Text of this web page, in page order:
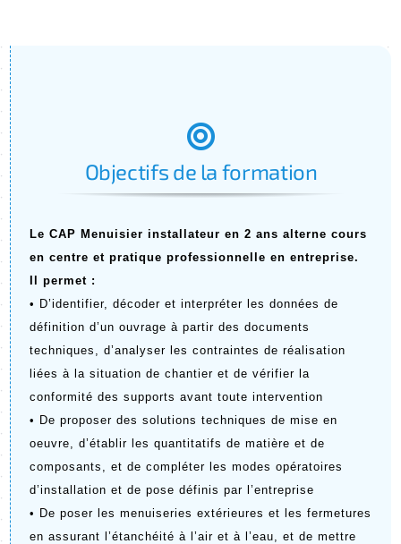
Objectifs de la formation
Le CAP Menuisier installateur en 2 ans alterne cours
en centre et pratique professionnelle en entreprise.
Il permet :
• D’identifier, décoder et interpréter les données de
définition d’un ouvrage à partir des documents
techniques, d’analyser les contraintes de réalisation
liées à la situation de chantier et de vérifier la
conformité des supports avant toute intervention
• De proposer des solutions techniques de mise en
oeuvre, d’établir les quantitatifs de matière et de
composants, et de compléter les modes opératoires
d’installation et de pose définis par l’entreprise
• De poser les menuiseries extérieures et les fermetures
en assurant l’étanchéité à l’air et à l’eau, et de mettre